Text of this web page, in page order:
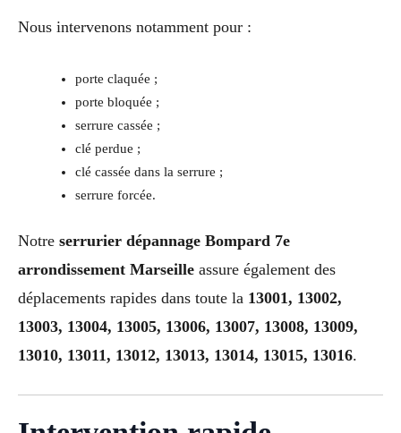
Nous intervenons notamment pour :
porte claquée ;
porte bloquée ;
serrure cassée ;
clé perdue ;
clé cassée dans la serrure ;
serrure forcée.
Notre serrurier dépannage Bompard 7e
arrondissement Marseille assure également des
déplacements rapides dans toute la 13001, 13002,
13003, 13004, 13005, 13006, 13007, 13008, 13009,
13010, 13011, 13012, 13013, 13014, 13015, 13016.